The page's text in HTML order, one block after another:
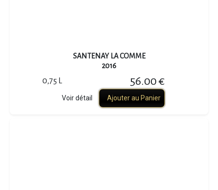
SANTENAY LA COMME
2016
0,75 L 56.00 €
Voir détail Ajouter au Panier